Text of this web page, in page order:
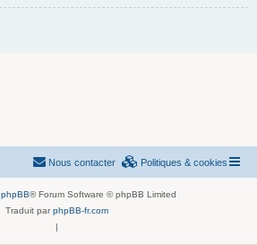
Politiques & cookies
Nous contacter
phpBB® Forum Software © phpBB Limited
Traduit par phpBB-fr.com
|